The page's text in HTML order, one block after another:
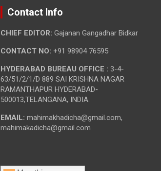
Contact Info
CHIEF EDITOR: Gajanan Gangadhar Bidkar
CONTACT NO: +91 98904 76595
HYDERABAD BUREAU OFFICE : 3-4-
63/51/2/1/D 889 SAI KRISHNA NAGAR
RAMANTHAPUR HYDERABAD-
500013,TELANGANA, INDIA.
EMAIL: mahimakhadicha@gmail.com,
mahimakadicha@gmail.com